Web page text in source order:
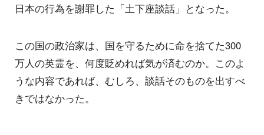
日本の行為を謝罪した「土下座談話」となった。
この国の政治家は、国を守るために命を捨てた300
万人の英霊を、何度貶めれば気が済むのか。このよ
うな内容であれば、むしろ、談話そのものを出すべ
きではなかった。